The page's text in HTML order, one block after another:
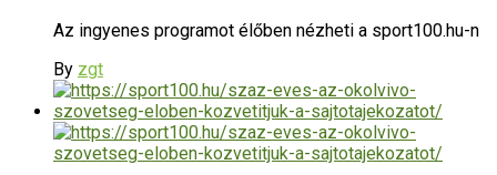
Az ingyenes programot élőben nézheti a sport100.hu-n
By zgt